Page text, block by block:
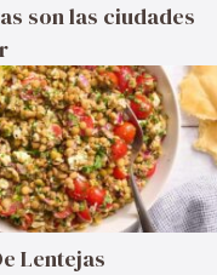
son las ciudades
Lentejas